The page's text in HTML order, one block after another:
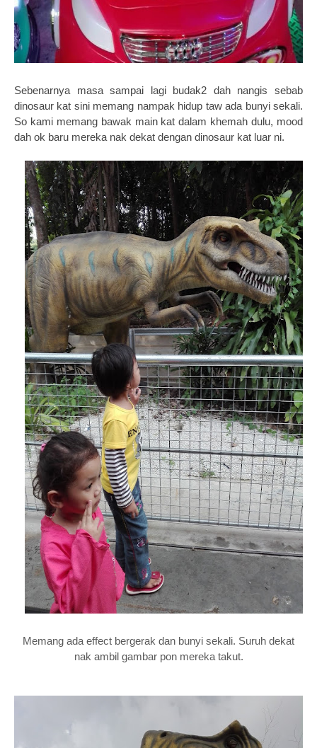
Sebenarnya masa sampai lagi budak2 dah nangis sebab
dinosaur kat sini memang nampak hidup taw ada bunyi sekali.
So kami memang bawak main kat dalam khemah dulu, mood
dah ok baru mereka nak dekat dengan dinosaur kat luar ni.
Memang ada effect bergerak dan bunyi sekali. Suruh dekat
nak ambil gambar pon mereka takut.